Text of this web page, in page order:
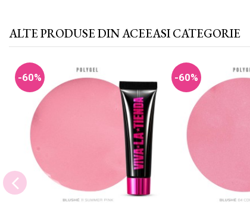
ALTE PRODUSE DIN ACEEASI CATEGORIE
-60% -60%